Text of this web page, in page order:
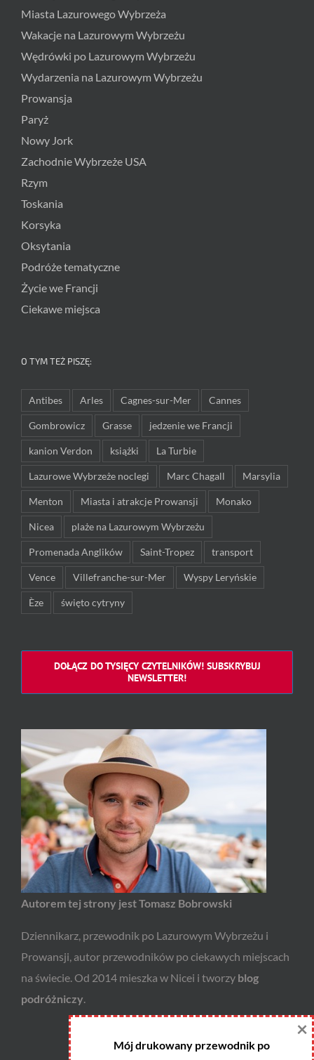
Miasta Lazurowego Wybrzeża
Wakacje na Lazurowym Wybrzeżu
Wędrówki po Lazurowym Wybrzeżu
Wydarzenia na Lazurowym Wybrzeżu
Prowansja
Paryż
Nowy Jork
Zachodnie Wybrzeże USA
Rzym
Toskania
Korsyka
Oksytania
Podróże tematyczne
Życie we Francji
Ciekawe miejsca
O TYM TEŻ PISZĘ:
Antibes Arles Cagnes-sur-Mer Cannes
Gombrowicz Grasse jedzenie we Francji
kanion Verdon książki La Turbie
Lazurowe Wybrzeże noclegi Marc Chagall Marsylia
Menton Miasta i atrakcje Prowansji Monako
Nicea plaże na Lazurowym Wybrzeżu
Promenada Anglików Saint-Tropez transport
Vence Villefranche-sur-Mer Wyspy Leryńskie
Èze święto cytryny
DOŁĄCZ DO TYSIĘCY CZYTELNIKÓW! SUBSKRYBUJ
NEWSLETTER!
Autorem tej strony jest Tomasz Bobrowski
Dziennikarz, przewodnik po Lazurowym Wybrzeżu i
Prowansji, autor przewodników po ciekawych miejscach
na świecie. Od 2014 mieszka w Nicei i tworzy blog
podróżniczy.
Mój drukowany przewodnik po
×